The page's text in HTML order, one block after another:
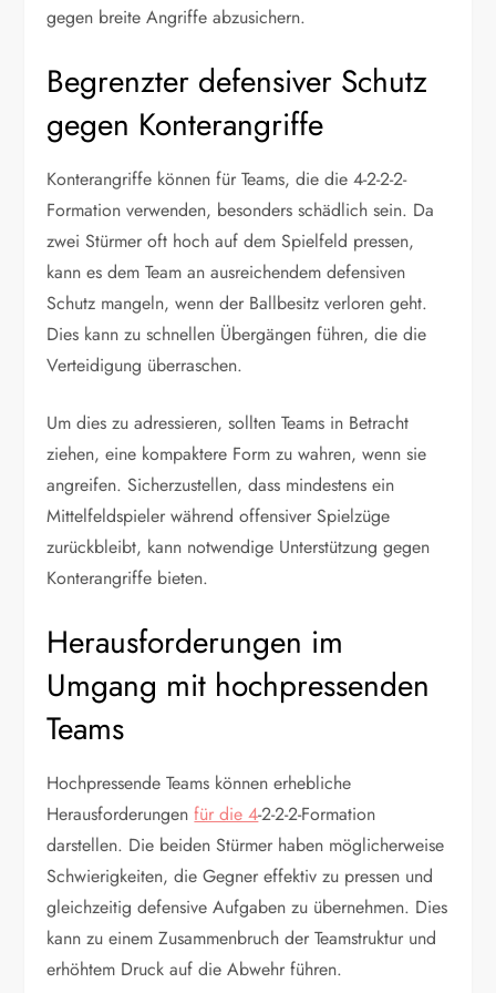
gegen breite Angriffe abzusichern.
Begrenzter defensiver Schutz
gegen Konterangriffe
Konterangriffe können für Teams, die die 4-2-2-2-
Formation verwenden, besonders schädlich sein. Da
zwei Stürmer oft hoch auf dem Spielfeld pressen,
kann es dem Team an ausreichendem defensiven
Schutz mangeln, wenn der Ballbesitz verloren geht.
Dies kann zu schnellen Übergängen führen, die die
Verteidigung überraschen.
Um dies zu adressieren, sollten Teams in Betracht
ziehen, eine kompaktere Form zu wahren, wenn sie
angreifen. Sicherzustellen, dass mindestens ein
Mittelfeldspieler während offensiver Spielzüge
zurückbleibt, kann notwendige Unterstützung gegen
Konterangriffe bieten.
Herausforderungen im
Umgang mit hochpressenden
Teams
Hochpressende Teams können erhebliche
Herausforderungenfür die 4-2-2-2-Formation
darstellen. Die beiden Stürmer haben möglicherweise
Schwierigkeiten, die Gegner effektiv zu pressen und
gleichzeitig defensive Aufgaben zu übernehmen. Dies
kann zu einem Zusammenbruch der Teamstruktur und
erhöhtem Druck auf die Abwehr führen.